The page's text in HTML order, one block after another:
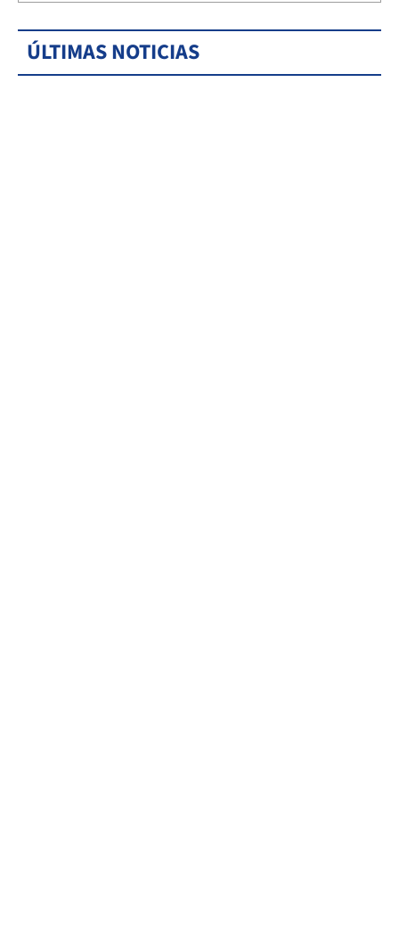
ÚLTIMAS NOTICIAS